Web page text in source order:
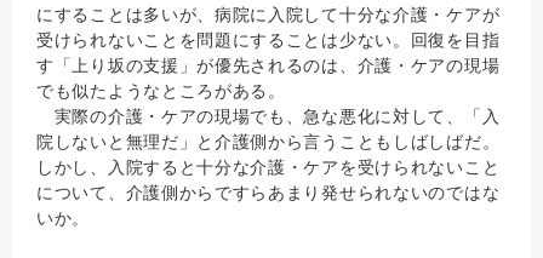
にすることは多いが、病院に入院して十分な介護・ケアが
受けられないことを問題にすることは少ない。回復を目指
す「上り坂の支援」が優先されるのは、介護・ケアの現場
でも似たようなところがある。
実際の介護・ケアの現場でも、急な悪化に対して、「入
院しないと無理だ」と介護側から言うこともしばしばだ。
しかし、入院すると十分な介護・ケアを受けられないこと
について、介護側からですらあまり発せられないのではな
いか。